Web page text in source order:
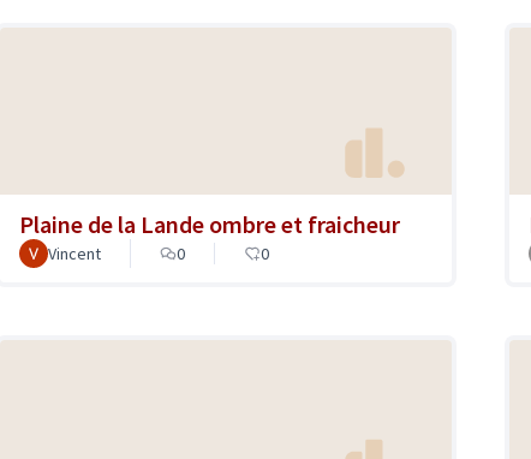
Plaine de la Lande ombre et fraicheur
Vincent 0 0